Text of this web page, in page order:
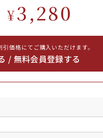
¥3,280
価格にてご購入いただけます。
/ 無料会員登録する